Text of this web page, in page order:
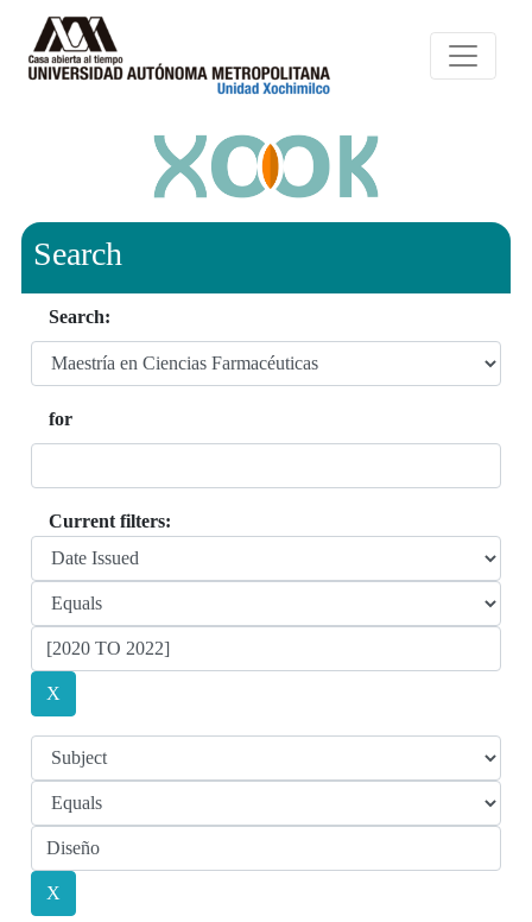
Search
Search:
for
Current filters: